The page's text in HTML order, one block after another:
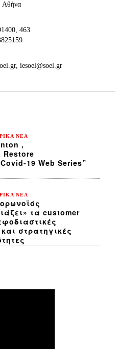
Αθήνα
463
iesoel@soel.gr
ΝΕΑ
,
Restore
19 Web Series”
ΝΕΑ
τα customer
στρατηγικές